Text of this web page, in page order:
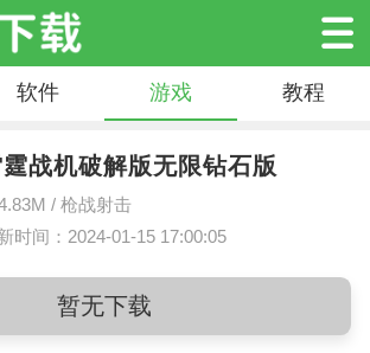
软件 游戏 教程
战机破解版无限钻石版
/ 枪战射击
时间：2024-01-15 17:00:05
暂无下载